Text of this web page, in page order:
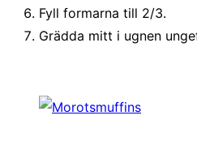
Fyll formarna till 2/3.
Grädda mitt i ugnen